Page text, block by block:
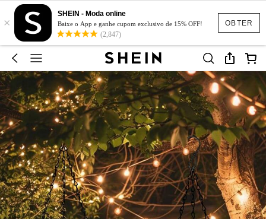
OBTER
×
SHEIN - Moda online
Baixe o App e ganhe cupom exclusivo de 15% OFF!
(2,847)